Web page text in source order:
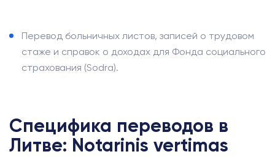
Перевод больничных листов, записей о трудовом
стаже и справок о доходах для Фонда социального
страхования (Sodra).
Специфика переводов в
Литве: Notarinis vertimas